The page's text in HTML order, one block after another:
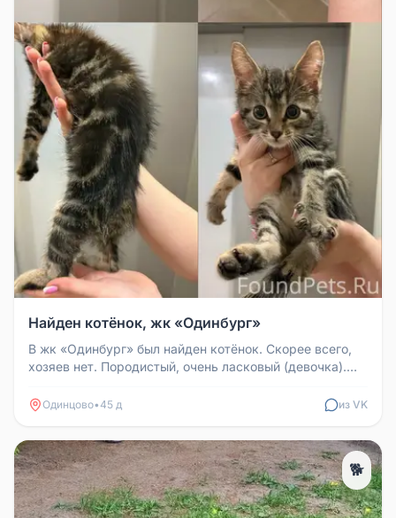
Найден котёнок, жк «Одинбург»
В жк «Одинбург» был найден котёнок. Скорее всего,
хозяев нет. Породистый, очень ласковый (девочка).
Одинцово•45 д из VK
🐕